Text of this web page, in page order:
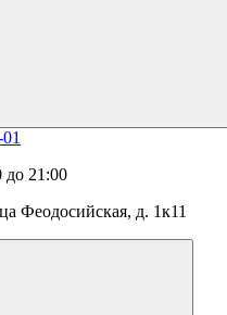
21:00
Феодосийская, д. 1к11